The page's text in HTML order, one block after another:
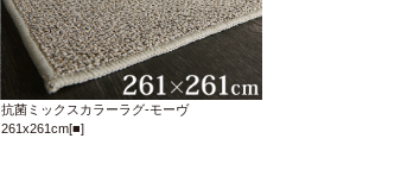
抗菌ミックスカラーラグ-モーヴ
261x261cm[■]